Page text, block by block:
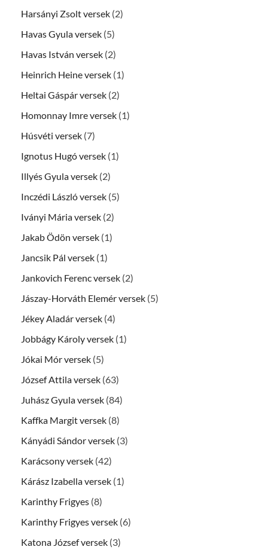
Harsányi Zsolt versek (2)
Havas Gyula versek (5)
Havas István versek (2)
Heinrich Heine versek (1)
Heltai Gáspár versek (2)
Homonnay Imre versek (1)
Húsvéti versek (7)
Ignotus Hugó versek (1)
Illyés Gyula versek (2)
Inczédi László versek (5)
Iványi Mária versek (2)
Jakab Ödön versek (1)
Jancsik Pál versek (1)
Jankovich Ferenc versek (2)
Jászay-Horváth Elemér versek (5)
Jékey Aladár versek (4)
Jobbágy Károly versek (1)
Jókai Mór versek (5)
József Attila versek (63)
Juhász Gyula versek (84)
Kaffka Margit versek (8)
Kányádi Sándor versek (3)
Karácsony versek (42)
Kárász Izabella versek (1)
Karinthy Frigyes (8)
Karinthy Frigyes versek (6)
Katona József versek (3)